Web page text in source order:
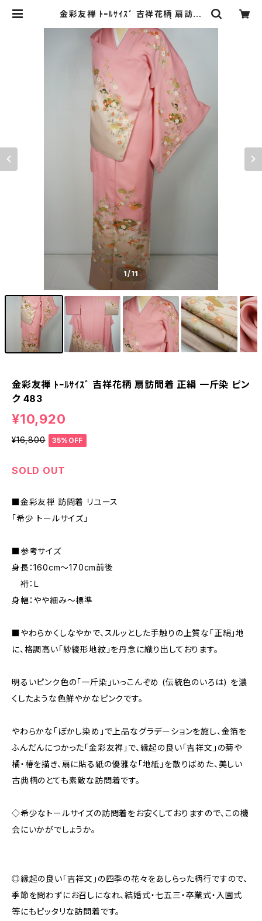
金彩友禅 ﾄｰﾙｻｲｽﾞ 吉祥花柄 扇訪問
o Re:和 [online store] キモノリワ
着物 帯
1/11
金彩友禅 ﾄｰﾙｻｲｽﾞ 吉祥花柄 扇訪問着 正絹 一斤染 ピン
ク 483
¥10,920
¥16,800 35%OFF
SOLD OUT
■金彩友禅 訪問着 リユース
「希少 トールサイズ」
■参考サイズ
身長：160cm～170cm前後
裄：Ｌ
身幅：やや細み～標準
■やわらかくしなやかで、スルッとした手触りの上質な「正絹」地
に、格調高い「紗綾形地紋」を丹念に織り出しております。
明るいピンク色の「一斤染」いっこんぞめ (伝統色のいろは) を濃
くしたような色鮮やかなピンクです。
やわらかな「ぼかし染め」で上品なグラデーションを施し、金箔を
ふんだんにつかった「金彩友禅」で、縁起の良い「吉祥文」の菊や
橘・椿を描き、扇に貼る紙の優雅な「地紙」を散りばめた、美しい
古典柄のとても素敵な訪問着です。
◇希少なトールサイズの訪問着をお安くしておりますので、この機
会にいかがでしょうか。
◎縁起の良い「吉祥文」の四季の花々をあしらった柄行ですので、
季節を問わずにお召しになれ、結婚式・七五三・卒業式・入園式
等にもピッタリな訪問着です。